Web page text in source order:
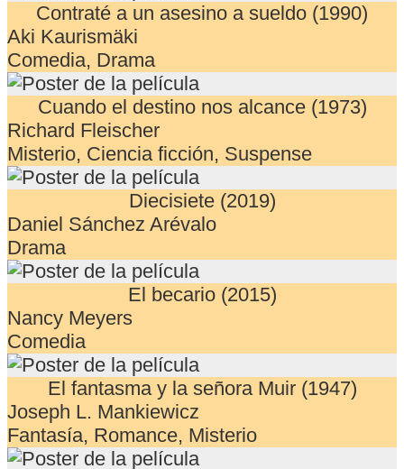
Contraté a un asesino a sueldo (1990)
Aki Kaurismäki
Comedia, Drama
Cuando el destino nos alcance (1973)
Richard Fleischer
Misterio, Ciencia ficción, Suspense
Diecisiete (2019)
Daniel Sánchez Arévalo
Drama
El becario (2015)
Nancy Meyers
Comedia
El fantasma y la señora Muir (1947)
Joseph L. Mankiewicz
Fantasía, Romance, Misterio